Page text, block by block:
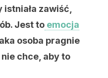
istniała zawiść,
Jest to emocja
osoba pragnie
chce, aby to